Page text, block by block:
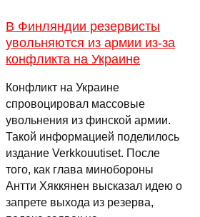
В Финляндии резервисты
увольняются из армии из-за
конфликта на Украине
Конфликт на Украине
спровоцировал массовые
увольнения из финской армии.
Такой информацией поделилось
издание Verkkouutiset. После
того, как глава минобороны
Антти Хяккянен высказал идею о
запрете выхода из резерва,